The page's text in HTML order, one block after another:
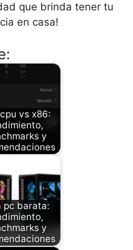
que brinda tener tu
en casa!
vs x86:
y
pc barata:
y